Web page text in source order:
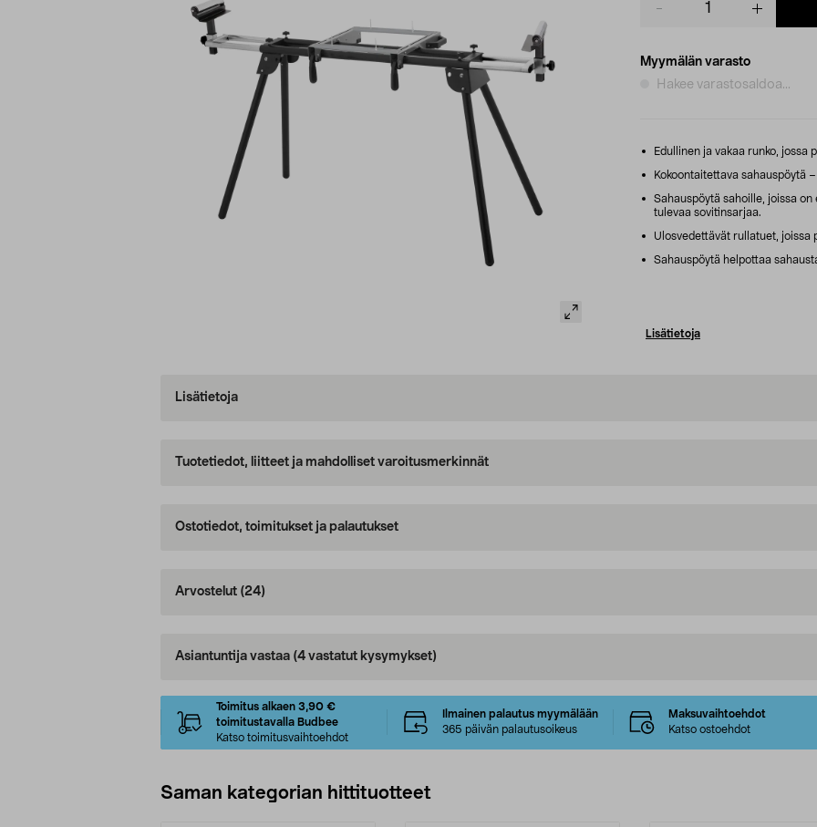
Myymälän varasto
Hakee varastosaldoa...
Edullinen ja vakaa runko, jossa
Kokoontaitettava sahauspöytä
Sahauspöytä sahoille, joissa
tulevaa sovitinsarjaa.
Ulosvedettävät rullatuet, joissa
Sahauspöytä helpottaa
Lisätietoja
Lisätietoja
Tuotetiedot, liitteet ja mahdolliset varoitusmerkinnät
Ostotiedot, toimitukset ja palautukset
Arvostelut (24)
Asiantuntija vastaa (4 vastatut kysymykset)
Toimitus alkaen 3,90 €
toimitustavalla Budbee
Katso toimitusvaihtoehdot
Ilmainen palautus myymälään
365 päivän palautusoikeus
Maksuvaihtoehdot
Katso ostoehdot
Saman kategorian hittituotteet